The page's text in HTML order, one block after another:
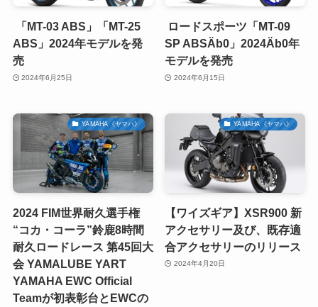
「MT-03 ABS」「MT-25
ABS」2024年モデルを発
売
2024年6月25日
ロードスポーツ「MT-09
SP ABSÄb0」2024Äb0年
モデルを発売
2024年6月15日
YAMAHA《ヤマハ》
2024 FIM世界耐久選手権
“コカ・コーラ”鈴鹿8時間
耐久ロードレース 第45回大
会 YAMALUBE YART
YAMAHA EWC Official
Teamが初表彰台とEWCの
YAMAHA《ヤマハ》
【ワイズギア】XSR900 新
アクセサリー及び、既存適
合アクセサリーのリリース
2024年4月20日